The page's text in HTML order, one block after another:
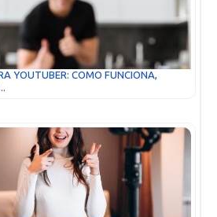
YOUTUBER: COMO FUNCIONA,